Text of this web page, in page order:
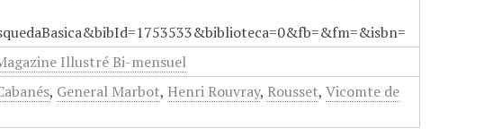
Illustré Bi-mensuel
, General Marbot, Henri Rouvray, Rousset,Vicomte de